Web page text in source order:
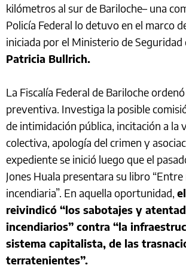
kilómetros al sur de Bariloche– una
Policía Federal lo detuvo en el marco
iniciada por el Ministerio de Seguridad
Patricia Bullrich.
La Fiscalía Federal de Bariloche
preventiva. Investiga la posible
de intimidación pública, incitación a la
colectiva, apología del crimen y
expediente se inició luego que el
Jones Huala presentara su libro
incendiaria”. En aquella oportunidad,
reivindicó “los sabotajes y
incendiarios” contra “la
sistema capitalista, de las
terratenientes”.